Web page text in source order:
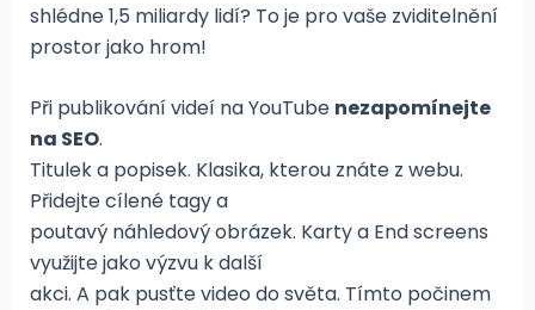
shlédne 1,5 miliardy lidí? To je pro vaše zviditelnění
prostor jako hrom!
Při publikování videí na YouTube nezapomínejte
na SEO.
Titulek a popisek. Klasika, kterou znáte z webu.
Přidejte cílené tagy a
poutavý náhledový obrázek. Karty a End screens
využijte jako výzvu k další
akci. A pak pusťte video do světa. Tímto počinem